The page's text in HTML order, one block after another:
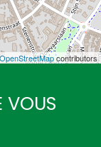
OpenStreetMapcontributors
VOUS